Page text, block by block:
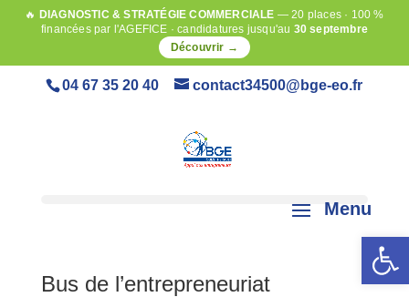
Ouvrir
🔥 DIAGNOSTIC & STRATÉGIE COMMERCIALE — 20 places · 100 %
financées par l'AGEFICE · candidatures jusqu'au 30 septembre
Découvrir →
04 67 35 20 40 contact34500@bge-eo.fr
Bus de l’entrepreneuriat